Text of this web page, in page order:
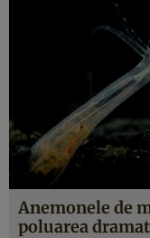
Anemonele de
poluarea